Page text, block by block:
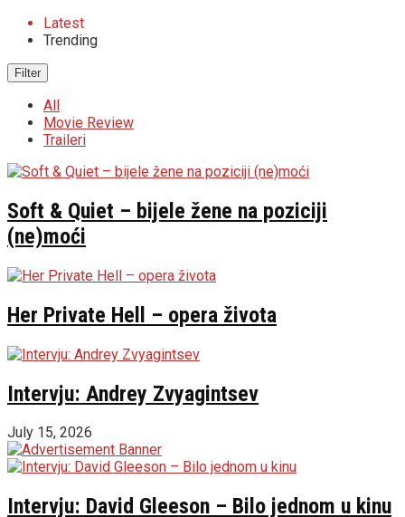
Latest
Trending
Filter
All
Movie Review
Traileri
Soft & Quiet – bijele žene na poziciji
(ne)moći
Her Private Hell – opera života
Intervju: Andrey Zvyagintsev
July 15, 2026
Intervju: David Gleeson – Bilo jednom u kinu